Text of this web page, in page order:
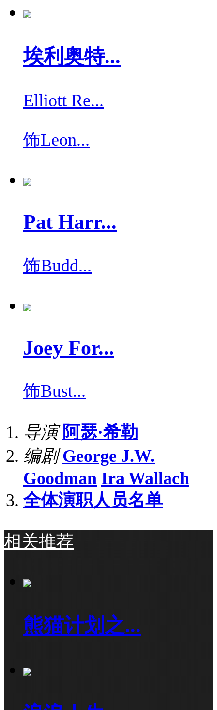
埃利奥特...
Elliott Re...
饰Leon...
Pat Harr...
饰Budd...
Joey For...
饰Bust...
导演 阿瑟·希勒
编剧 George J.W.
Goodman Ira Wallach
全体演职人员名单
相关推荐
熊猫计划之...